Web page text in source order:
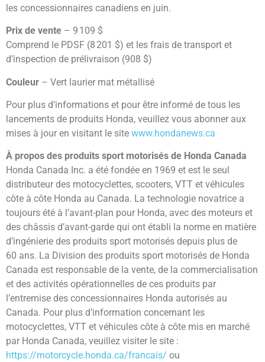
les concessionnaires canadiens en juin.
Prix de vente – 9 109 $
Comprend le PDSF (8 201 $) et les frais de transport et
d’inspection de prélivraison (908 $)
Couleur – Vert laurier mat métallisé
Pour plus d’informations et pour être informé de tous les
lancements de produits Honda, veuillez vous abonner aux
mises à jour en visitant le site www.hondanews.ca
À propos des produits sport motorisés de Honda Canada
Honda Canada Inc. a été fondée en 1969 et est le seul
distributeur des motocyclettes, scooters, VTT et véhicules
côte à côte Honda au Canada. La technologie novatrice a
toujours été à l’avant-plan pour Honda, avec des moteurs et
des châssis d’avant-garde qui ont établi la norme en matière
d’ingénierie des produits sport motorisés depuis plus de
60 ans. La Division des produits sport motorisés de Honda
Canada est responsable de la vente, de la commercialisation
et des activités opérationnelles de ces produits par
l’entremise des concessionnaires Honda autorisés au
Canada. Pour plus d’information concernant les
motocyclettes, VTT et véhicules côte à côte mis en marché
par Honda Canada, veuillez visiter le site :
https://motorcycle.honda.ca/francais/ ou